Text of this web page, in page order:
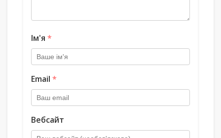
Ім'я *
Email *
Вебсайт